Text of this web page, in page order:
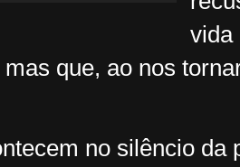
vida
que, ao nos
no silêncio da